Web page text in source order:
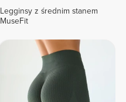
Legginsy z średnim stanem
MuseFit